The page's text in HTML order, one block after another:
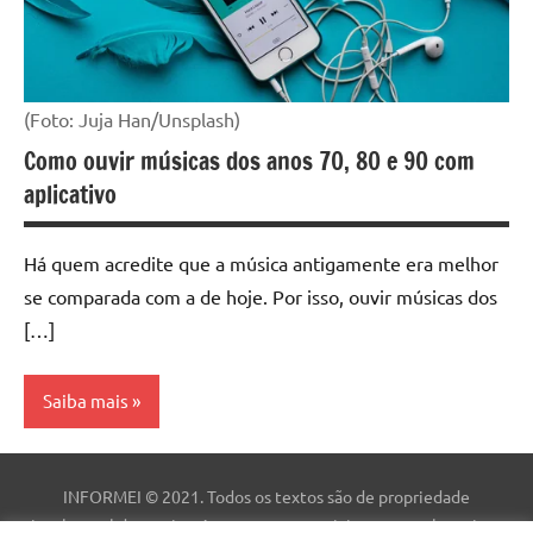
(Foto: Juja Han/Unsplash)
Como ouvir músicas dos anos 70, 80 e 90 com
aplicativo
Há quem acredite que a música antigamente era melhor
se comparada com a de hoje. Por isso, ouvir músicas dos
[…]
Saiba mais
Dicas
INFORMEI © 2021. Todos os textos são de propriedade
intelectual deste site. As marcas comerciais, nomes e logotipos